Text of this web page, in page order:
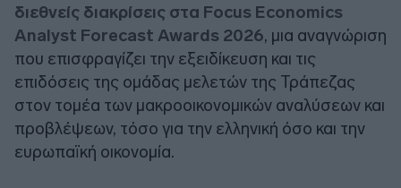
διεθνείς διακρίσεις στα Focus Economics
Analyst Forecast Awards 2026, μια αναγνώριση
που επισφραγίζει την εξειδίκευση και τις
επιδόσεις της ομάδας μελετών της Τράπεζας
στον τομέα των μακροοικονομικών αναλύσεων και
προβλέψεων, τόσο για την ελληνική όσο και την
ευρωπαϊκή οικονομία.